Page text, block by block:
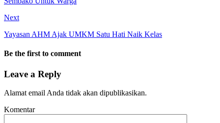
Next
Yayasan AHM Ajak UMKM Satu Hati Naik Kelas
Be the first to comment
Leave a Reply
Alamat email Anda tidak akan dipublikasikan.
Komentar